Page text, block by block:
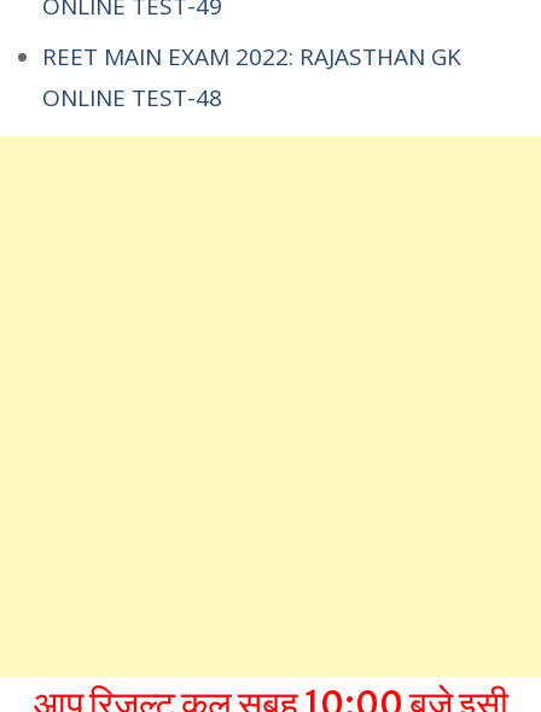
REET MAIN EXAM 2022: RAJASTHAN GK
ONLINE TEST-48